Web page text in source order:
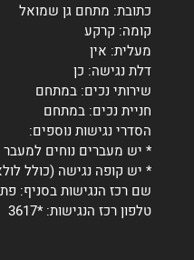
כתובת: מתחם גן שמואל
קומה: קרקע
מעלית: אין
דלת נגישה: כן
שירותי נכים: במתחם
חניית נכים: במתחם
הסדרי נגישות נוספים:
* יש מעברים נוחים למעבר
* יש קופה נגישה (כולל
שם רכז הנגישות בסניף:
טלפון רכז הנגישות: *3617